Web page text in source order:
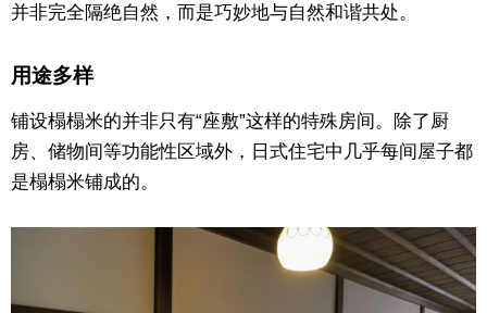
并非完全隔绝自然，而是巧妙地与自然和谐共处。
用途多样
铺设榻榻米的并非只有“座敷”这样的特殊房间。除了厨
房、储物间等功能性区域外，日式住宅中几乎每间屋子都
是榻榻米铺成的。